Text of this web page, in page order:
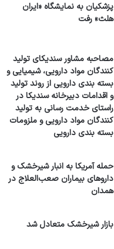
پزشکیان به نمایشگاه «ایران
هلث» رفت
مصاحبه مشاور سندیکای تولید
کنندگان مواد دارویی، شیمیایی و
بسته بندی دارویی از روند تولید
و اقدامات دبیرخانه سندیکا در
راستای خدمت رسانی به تولید
کنندگان مواد دارویی و ملزومات
بسته بندی دارویی
حمله آمریکا به انبار شیرخشک و
داروهای بیماران صعب‌العلاج در
همدان
بازار شیرخشک متعادل شد